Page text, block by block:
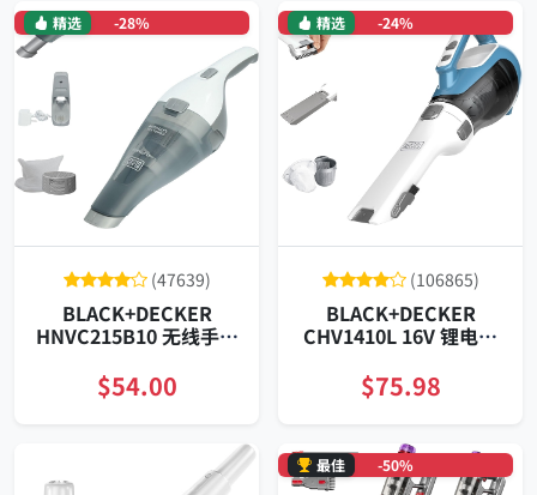
-28%
精选
(47639)
BLACK+DECKER
HNVC215B10 无线手持
网 强劲吸力 轻巧便携 壁
挂充电 易清空杯 多表面
$54.00
-24%
精选
(106865)
BLACK+DECKER
CHV1410L 16V 锂电无
量可视尘杯可洗滤网智
能省电充电座便携
$75.98
-50%
最佳